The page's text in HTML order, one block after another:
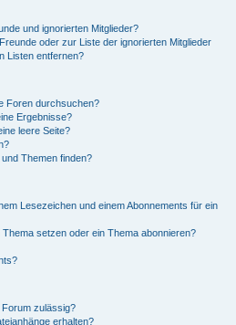
und ignorierten Mitglieder?
oder zur Liste der ignorierten Mitglieder
Listen entfernen?
Foren durchsuchen?
Ergebnisse?
leere Seite?
Themen finden?
Lesezeichen und einem Abonnements für ein
setzen oder ein Thema abonnieren?
zulässig?
erhalten?